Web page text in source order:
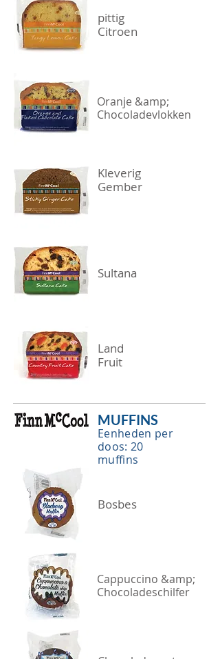
pittig
Citroen
Oranje &amp;
Chocoladevlokken
Kleverig
Gember
Sultana
Land
Fruit
MUFFINS
Eenheden per
doos: 20
muffins
Bosbes
Cappuccino &amp;
Chocoladeschilfer